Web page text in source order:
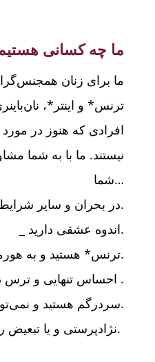
ما چه کسانی
ما برای زنان
ترنس* و اینتر*،
افرادی که هنوز در
نیستند. ما با به شما
شما…
_ در بحران و سایر شرایط دشوار زندگی هستید.
_ اندوه عشقی دارید.
_ ترنس* هستید و به هورمون تراپی احتیاج دارید.
_ احساس تنهایی و ترس دارید .
_ سردرگم هستید و نمی‌توانید تصمیم یگیرید.
_ نژادپرستی و یا تبعیض را تجربه کرده‌اید.